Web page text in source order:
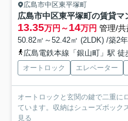
広島市中区東平塚町
広島市中区東平塚町の賃貸マ
13.35万円～14万円 管理/共
50.82㎡～52.42㎡ (2LDK) /築2
広島電鉄本線「銀山町」駅 徒
オートロック エレベーター
オートロックと玄関の鍵で二重に
ています。収納はシューズボック
見る